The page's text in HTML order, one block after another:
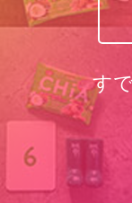
す